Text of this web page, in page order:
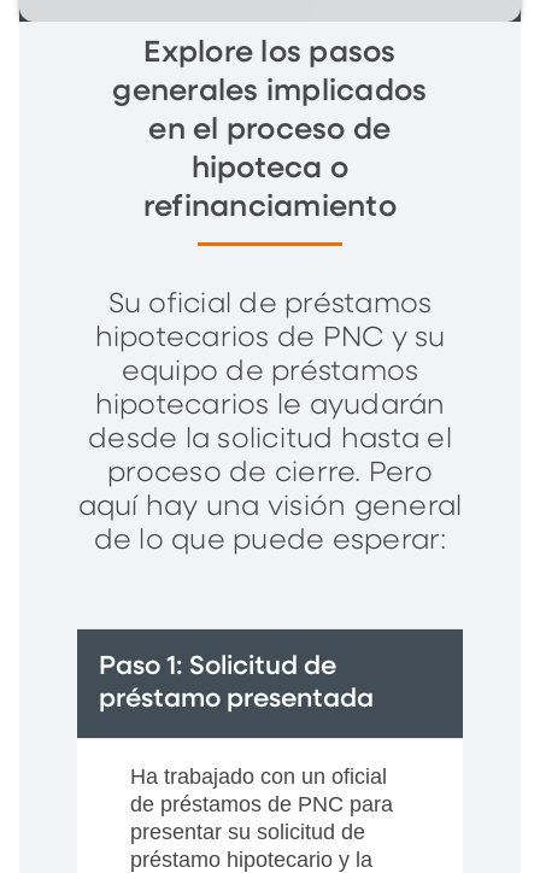
Explore los pasos
generales implicados
en el proceso de
hipoteca o
refinanciamiento
Su oficial de préstamos
hipotecarios de PNC y su
equipo de préstamos
hipotecarios le ayudarán
desde la solicitud hasta el
proceso de cierre. Pero
aquí hay una visión general
de lo que puede esperar:
Paso 1: Solicitud de
préstamo presentada
Ha trabajado con un oficial
de préstamos de PNC para
presentar su solicitud de
préstamo hipotecario y la